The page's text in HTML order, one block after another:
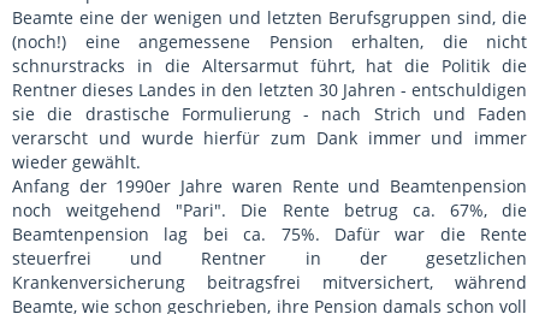
Beamte eine der wenigen und letzten Berufsgruppen sind, die
(noch!) eine angemessene Pension erhalten, die nicht
schnurstracks in die Altersarmut führt, hat die Politik die
Rentner dieses Landes in den letzten 30 Jahren - entschuldigen
sie die drastische Formulierung - nach Strich und Faden
verarscht und wurde hierfür zum Dank immer und immer
wieder gewählt.
Anfang der 1990er Jahre waren Rente und Beamtenpension
noch weitgehend "Pari". Die Rente betrug ca. 67%, die
Beamtenpension lag bei ca. 75%. Dafür war die Rente
steuerfrei und Rentner in der gesetzlichen
Krankenversicherung beitragsfrei mitversichert, während
Beamte, wie schon geschrieben, ihre Pension damals schon voll